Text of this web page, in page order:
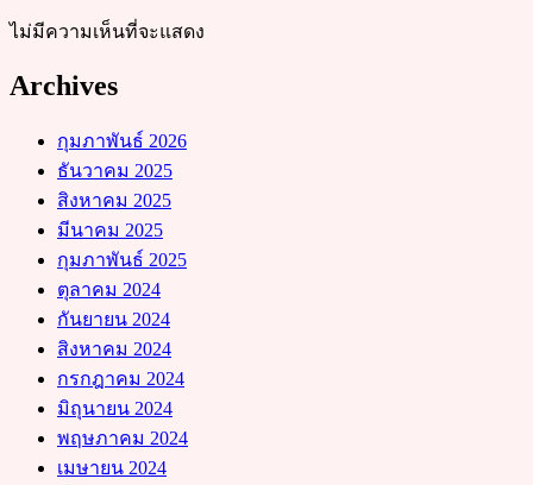
ไม่มีความเห็นที่จะแสดง
Archives
กุมภาพันธ์ 2026
ธันวาคม 2025
สิงหาคม 2025
มีนาคม 2025
กุมภาพันธ์ 2025
ตุลาคม 2024
กันยายน 2024
สิงหาคม 2024
กรกฎาคม 2024
มิถุนายน 2024
พฤษภาคม 2024
เมษายน 2024